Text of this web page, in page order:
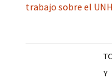
trabajo sobre el
Y